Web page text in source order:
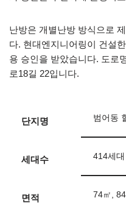
난방은 개별난방 방식으로
다. 현대엔지니어링이 건설
용 승인을 받았습니다. 도로
로18길 22입니다.
단지명 범어동
세대수 414세대
면적 74㎡,